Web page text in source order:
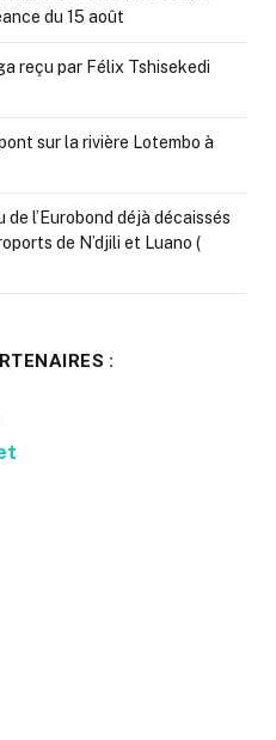
du 15 août
reçu par Félix Tshisekedi
sur la rivière Lotembo à
de l’Eurobond déjà décaissés
de N’djili et Luano (
: